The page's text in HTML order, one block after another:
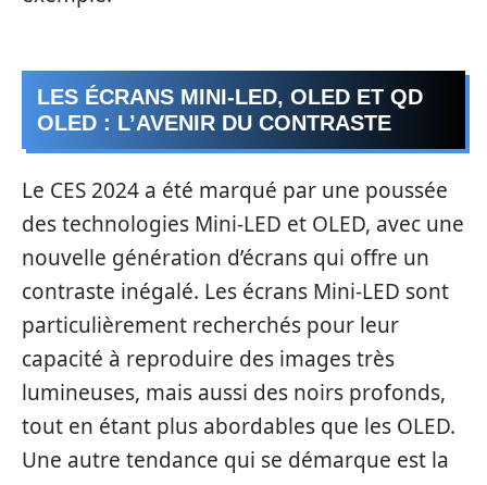
LES ÉCRANS MINI-LED, OLED ET QD
OLED : L’AVENIR DU CONTRASTE
Le CES 2024 a été marqué par une poussée
des technologies Mini-LED et OLED, avec une
nouvelle génération d’écrans qui offre un
contraste inégalé. Les écrans Mini-LED sont
particulièrement recherchés pour leur
capacité à reproduire des images très
lumineuses, mais aussi des noirs profonds,
tout en étant plus abordables que les OLED.
Une autre tendance qui se démarque est la